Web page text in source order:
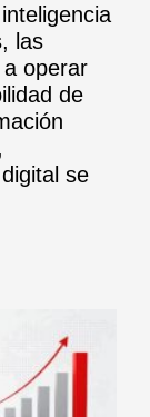
las
operar
de
se